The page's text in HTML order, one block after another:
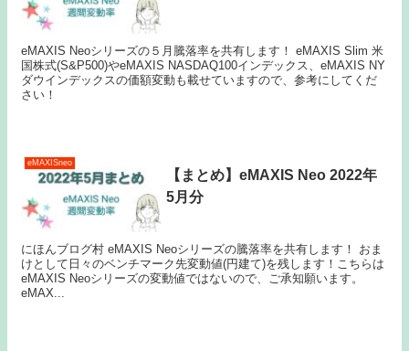
eMAXIS Neoシリーズの５月騰落率を共有します！ eMAXIS Slim 米
国株式(S&P500)やeMAXIS NASDAQ100インデックス、eMAXIS NY
ダウインデックスの価額変動も載せていますので、参考にしてくだ
さい！
eMAXISneo
【まとめ】eMAXIS Neo 2022年
5月分
にほんブログ村 eMAXIS Neoシリーズの騰落率を共有します！ おま
けとして日々のベンチマーク先変動値(円建て)を残します！こちらは
eMAXIS Neoシリーズの変動値ではないので、ご承知願います。
eMAX...